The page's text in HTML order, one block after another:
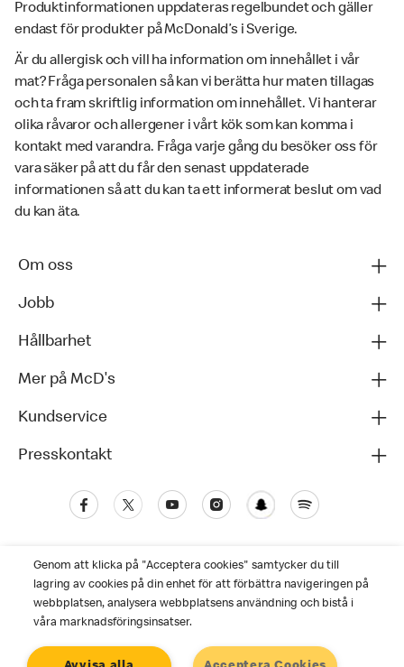
Produktinformationen uppdateras regelbundet och gäller
endast för produkter på McDonald’s i Sverige.
Är du allergisk och vill ha information om innehållet i vår
mat? Fråga personalen så kan vi berätta hur maten tillagas
och ta fram skriftlig information om innehållet. Vi hanterar
olika råvaror och allergener i vårt kök som kan komma i
kontakt med varandra. Fråga varje gång du besöker oss för
vara säker på att du får den senast uppdaterade
informationen så att du kan ta ett informerat beslut om vad
du kan äta.
Om oss
Jobb
Hållbarhet
Mer på McD's
Kundservice
Presskontakt
Kundservice
Genom att klicka på "Acceptera cookies" samtycker du till
lagring av cookies på din enhet för att förbättra navigeringen på
webbplatsen, analysera webbplatsens användning och bistå i
våra marknadsföringsinsatser.